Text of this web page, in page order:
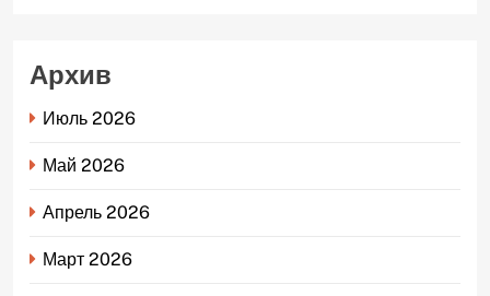
Архив
Июль 2026
Май 2026
Апрель 2026
Март 2026